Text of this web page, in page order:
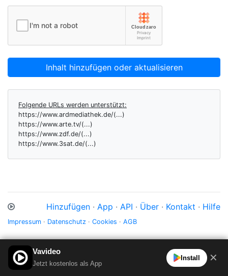
Inhalt hinzufügen oder aktualisieren
Folgende URLs werden unterstützt:
https://www.ardmediathek.de/(...)
https://www.arte.tv/(...)
https://www.zdf.de/(...)
https://www.3sat.de/(...)
Hinzufügen · App · API · Über · Kontakt · Hilfe
Impressum · Datenschutz · Cookies · AGB
Vavideo
Jetzt kostenlos als App
Install ✕